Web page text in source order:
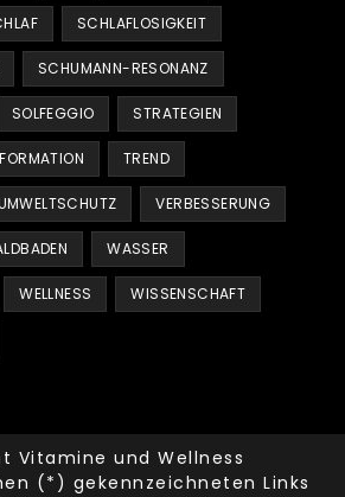
SCHLAFLOSIGKEIT
SCHUMANN-RESONANZ
SOLFEGGIO STRATEGIEN
TREND
VERBESSERUNG
WASSER
WELLNESS WISSENSCHAFT
Vitamine und Wellness
(*) gekennzeichneten Links